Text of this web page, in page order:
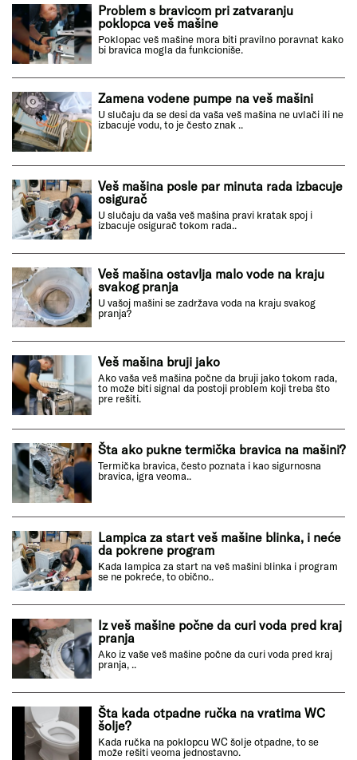
Problem s bravicom pri zatvaranju
poklopca veš mašine
Poklopac veš mašine mora biti pravilno poravnat kako
bi bravica mogla da funkcioniše.
Zamena vodene pumpe na veš mašini
U slučaju da se desi da vaša veš mašina ne uvlači ili ne
izbacuje vodu, to je često znak ..
Veš mašina posle par minuta rada izbacuje
osigurač
U slučaju da vaša veš mašina pravi kratak spoj i
izbacuje osigurač tokom rada..
Veš mašina ostavlja malo vode na kraju
svakog pranja
U vašoj mašini se zadržava voda na kraju svakog
pranja?
Veš mašina bruji jako
Ako vaša veš mašina počne da bruji jako tokom rada,
to može biti signal da postoji problem koji treba što
pre rešiti.
Šta ako pukne termička bravica na mašini?
Termička bravica, često poznata i kao sigurnosna
bravica, igra veoma..
Lampica za start veš mašine blinka, i neće
da pokrene program
Kada lampica za start na veš mašini blinka i program
se ne pokreće, to obično..
Iz veš mašine počne da curi voda pred kraj
pranja
Ako iz vaše veš mašine počne da curi voda pred kraj
pranja, ..
Šta kada otpadne ručka na vratima WC
šolje?
Kada ručka na poklopcu WC šolje otpadne, to se
može rešiti veoma jednostavno.